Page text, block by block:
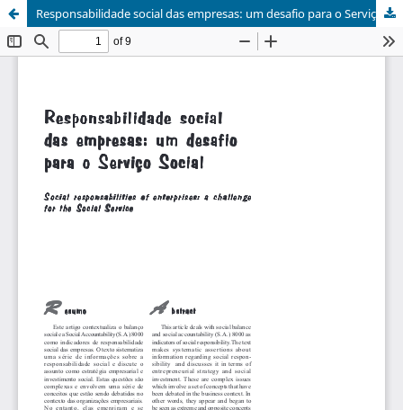
Responsabilidade social das empresas: um desafio para o Serviço Social